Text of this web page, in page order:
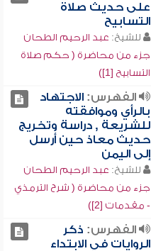
على حديث صلاة
التسابيح
للشيخ: عبد الرحيم الطحان
جزء من محاضرة ( حكم صلاة
التسابيح [1])
الفهرس:الاجتهاد
بالرأي وموافقته
للشريعة , دراسة وتخريج
حديث معاذ حين أرسل
إلى اليمن
للشيخ: عبد الرحيم الطحان
جزء من محاضرة ( شرح الترمذي
- مقدمات [2])
الفهرس: ذكر
الروايات في الابتداء